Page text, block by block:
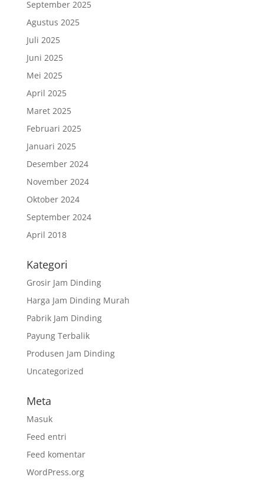
September 2025
Agustus 2025
Juli 2025
Juni 2025
Mei 2025
April 2025
Maret 2025
Februari 2025
Januari 2025
Desember 2024
November 2024
Oktober 2024
September 2024
April 2018
Kategori
Grosir Jam Dinding
Harga Jam Dinding Murah
Pabrik Jam Dinding
Payung Terbalik
Produsen Jam Dinding
Uncategorized
Meta
Masuk
Feed entri
Feed komentar
WordPress.org